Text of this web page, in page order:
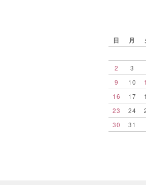
日
月
2
3
9
10
16
17
23
24
30
31